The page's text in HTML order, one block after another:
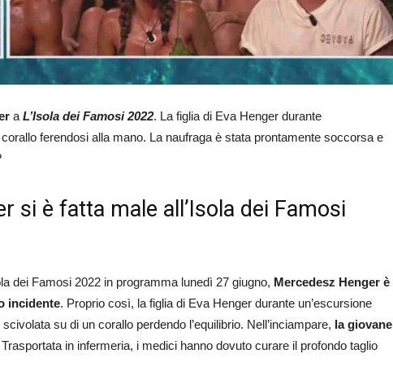
a L’Isola dei Famosi 2022. La figlia di Eva Henger durante
ferendosi alla mano. La naufraga è stata prontamente soccorsa e
si è fatta male all’Isola dei Famosi
dei Famosi 2022 in programma lunedì 27 giugno, Mercedesz Henger è
incidente. Proprio così, la figlia di Eva Henger durante un’escursione
su di un corallo perdendo l’equilibrio. Nell’inciampare, la giovane
Trasportata in infermeria, i medici hanno dovuto curare il profondo taglio